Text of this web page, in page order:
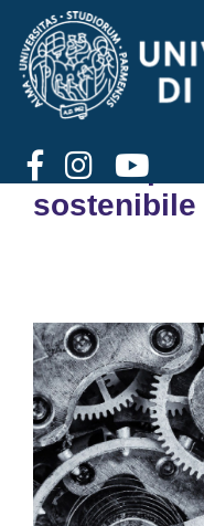
Lavoro
un
motore per
sostenibile